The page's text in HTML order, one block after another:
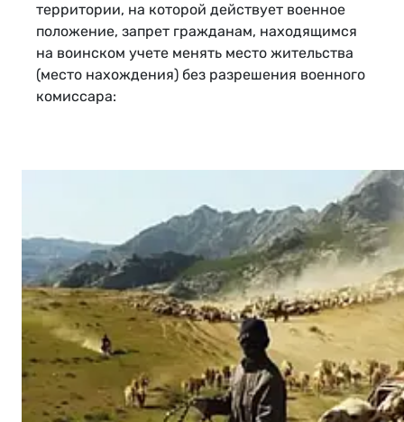
территории, на которой действует военное
положение, запрет гражданам, находящимся
на воинском учете менять место жительства
(место нахождения) без разрешения военного
комиссара: